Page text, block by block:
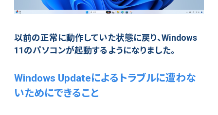
以前の正常に動作していた状態に戻り、Windows
11のパソコンが起動するようになりました。
Windows Updateによるトラブルに遭わな
いためにできること